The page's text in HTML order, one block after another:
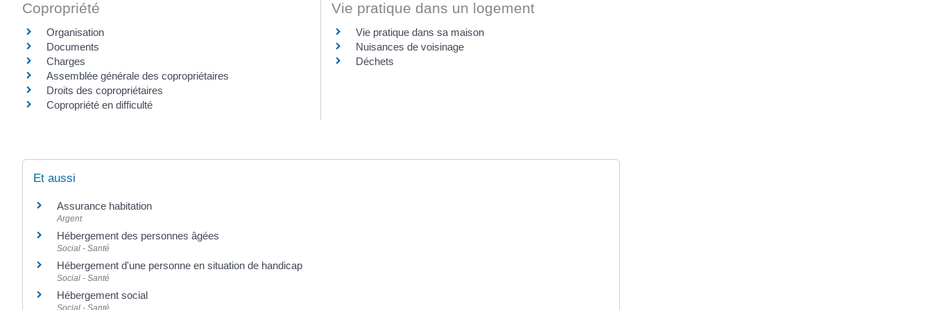
Copropriété
Organisation
Documents
Charges
Assemblée générale des copropriétaires
Droits des copropriétaires
Copropriété en difficulté
Vie pratique dans un logement
Vie pratique dans sa maison
Nuisances de voisinage
Déchets
Et aussi
Assurance habitation
Argent
Hébergement des personnes âgées
Social - Santé
Hébergement d'une personne en situation de handicap
Social - Santé
Hébergement social
Social - Santé